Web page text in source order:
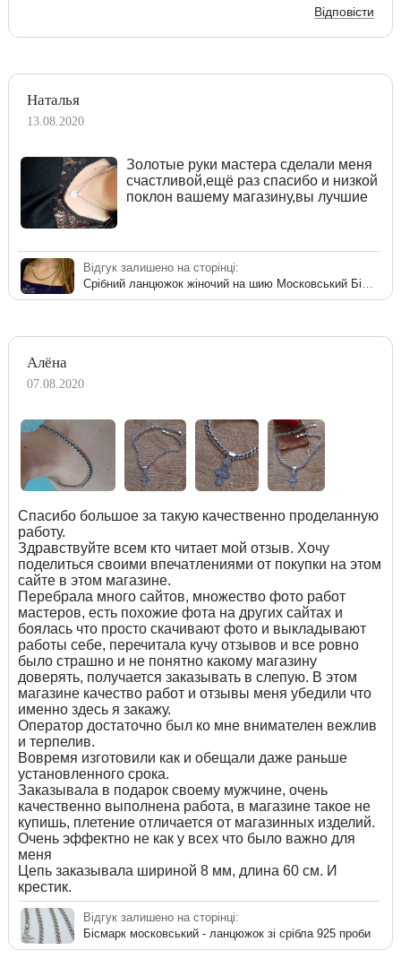
Відповісти
Наталья
13.08.2020
Золотые руки мастера сделали меня
счастливой,ещё раз спасибо и низкой
поклон вашему магазину,вы лучшие
Відгук залишено на сторінці:
Алёна
07.08.2020
Спасибо большое за такую качественно проделанную
работу.
Здравствуйте всем кто читает мой отзыв. Хочу
поделиться своими впечатлениями от покупки на этом
сайте в этом магазине.
Перебрала много сайтов, множество фото работ
мастеров, есть похожие фота на других сайтах и
боялась что просто скачивают фото и выкладывают
работы себе, перечитала кучу отзывов и все ровно
было страшно и не понятно какому магазину
доверять, получается заказывать в слепую. В этом
магазине качество работ и отзывы меня убедили что
именно здесь я закажу.
Оператор достаточно был ко мне внимателен вежлив
и терпелив.
Вовремя изготовили как и обещали даже раньше
установленного срока.
Заказывала в подарок своему мужчине, очень
качественно выполнена работа, в магазине такое не
купишь, плетение отличается от магазинных изделий.
Очень эффектно не как у всех что было важно для
меня
Цепь заказывала шириной 8 мм, длина 60 см. И
крестик.
Відгук залишено на сторінці:
Бісмарк московський - ланцюжок зі срібла 925 проби